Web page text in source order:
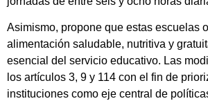
Asimismo, propone que estas escuelas
alimentación saludable, nutritiva y
esencial del servicio educativo. Las
los artículos 3, 9 y 114 con el fin de
instituciones como eje central de